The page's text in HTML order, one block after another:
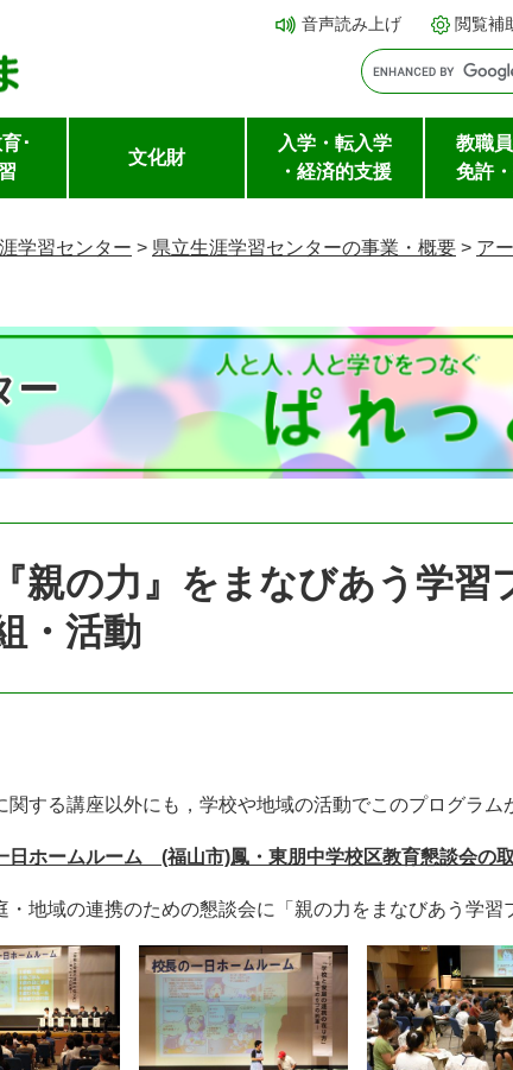
ー
し
音声読み上げ 閲覧補
･
文化財
入学・転入学
・経済的支援
教職
免許
学習センター > 県立生涯学習センターの事業・概要 > ア
ー
『親の力』をまなびあう学
・活動
関する講座以外にも，学校や地域の活動でこのプログラム
日ホームルーム (福山市)鳳・東朋中学校区教育懇談会の
・地域の連携のための懇談会に「親の力をまなびあう学習